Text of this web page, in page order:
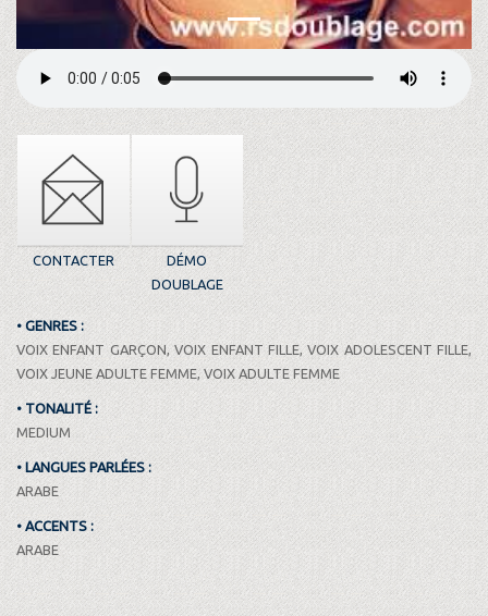
CONTACTER
DÉMO
DOUBLAGE
• GENRES :
VOIX ENFANT GARÇON, VOIX ENFANT FILLE, VOIX ADOLESCENT FILLE,
VOIX JEUNE ADULTE FEMME, VOIX ADULTE FEMME
• TONALITÉ :
MEDIUM
• LANGUES PARLÉES :
ARABE
• ACCENTS :
ARABE